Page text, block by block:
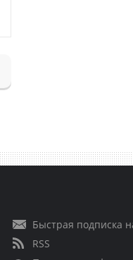
Быстрая подписка
RSS